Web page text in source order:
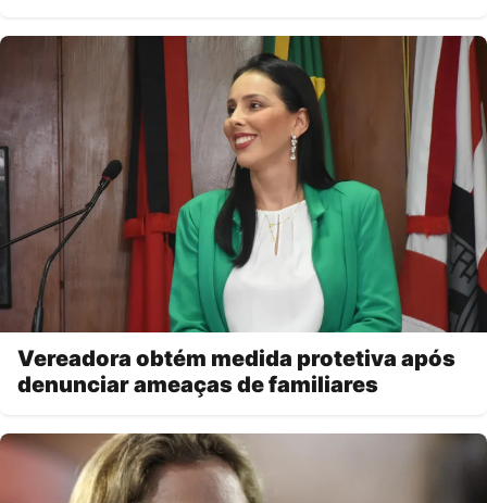
Vereadora obtém medida protetiva após
denunciar ameaças de familiares